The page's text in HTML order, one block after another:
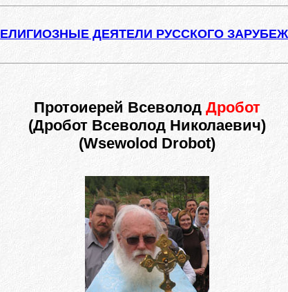
ЕЛИГИОЗНЫЕ ДЕЯТЕЛИ РУССКОГО
Протоиерей Всеволод Дробот
(Дробот Всеволод Николаевич)
(Wsewоlоd Drobot)